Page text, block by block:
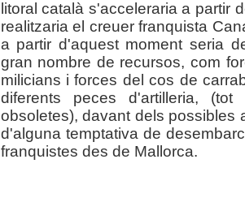
litoral català s'acceleraria a partir
realitzaria el creuer franquista
a partir d'aquest moment seria
gran nombre de recursos, com
milicians i forces del cos de
diferents peces d'artilleria,
obsoletes), davant dels possibles
d'alguna temptativa de
franquistes des de Mallorca.